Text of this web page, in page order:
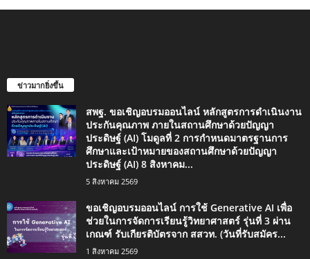
ข่าวมากยิ่งขึ้น
สพฐ. ขอเชิญอบรมออนไลน์ หลักสูตรการดำเนินงาน
ประกันคุณภาพ ภายในสถานศึกษาด้วยปัญญา
ประดิษฐ์ (AI) โมดูลที่ 2 การกำหนดมาตรฐานการ
ศึกษาและเป้าหมายของสถานศึกษาด้วยปัญญา
ประดิษฐ์ (AI) 8 สิงหาคม...
5 สิงหาคม 2569
ขอเชิญอบรมออนไลน์ การใช้ Generative AI เพื่อ
ช่วยในการจัดการเรียนรู้วิทยาศาสตร์ รุ่นที่ 3 ผ่าน
เกณฑ์ รับเกียรติบัตรจาก สสวท. (วันที่รับสมัคร...
1 สิงหาคม 2569